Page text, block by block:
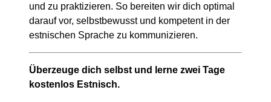
und zu praktizieren. So bereiten wir dich optimal
darauf vor, selbstbewusst und kompetent in der
estnischen Sprache zu kommunizieren.
Überzeuge dich selbst und lerne zwei Tage
kostenlos Estnisch.